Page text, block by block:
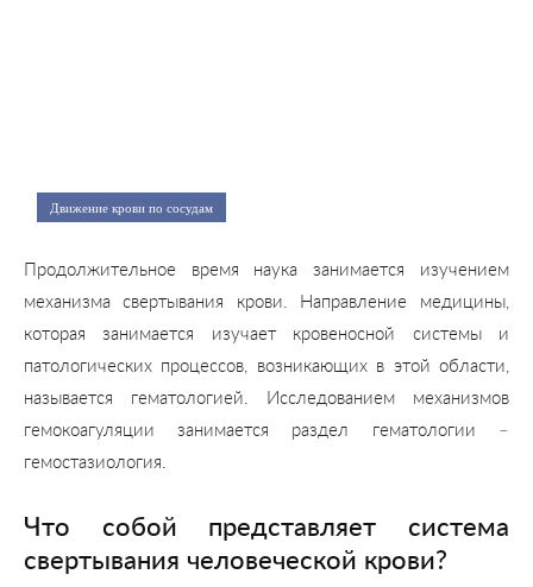
Движение крови по сосудам
Продолжительное время наука занимается изучением
механизма свертывания крови. Направление медицины,
которая занимается изучает кровеносной системы и
патологических процессов, возникающих в этой области,
называется гематологией. Исследованием механизмов
гемокоагуляции занимается раздел гематологии –
гемостазиология.
Что собой представляет система
свертывания человеческой крови?